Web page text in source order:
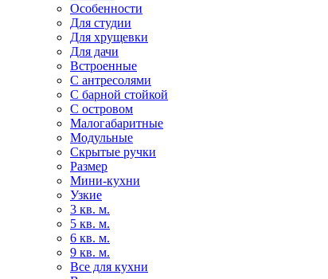
Особенности
Для студии
Для хрущевки
Для дачи
Встроенные
С антресолями
С барной стойкой
С островом
Малогабаритные
Модульные
Скрытые ручки
Размер
Мини-кухни
Узкие
3 кв. м.
5 кв. м.
6 кв. м.
9 кв. м.
Все для кухни